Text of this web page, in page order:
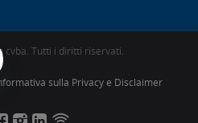
cvba. Tutti i diritti riservati.
sulla Privacy e Disclaimer